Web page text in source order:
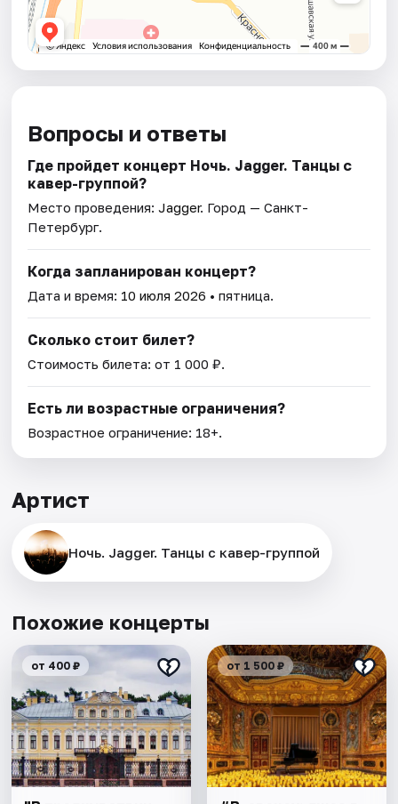
Вопросы и ответы
Где пройдет концерт Ночь. Jagger. Танцы с
кавер-группой?
Место проведения:Jagger. Город — Санкт-
Петербург.
Когда запланирован концерт?
Дата и время: 10 июля 2026 • пятница.
Сколько стоит билет?
Стоимость билета: от 1 000 ₽.
Есть ли возрастные ограничения?
Возрастное ограничение: 18+.
Артист
Ночь. Jagger. Танцы с кавер-группой
Похожие концерты
от 400 ₽ от 1 500 ₽